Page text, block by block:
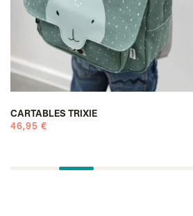
CARTABLES TRIXIE
46,95 €